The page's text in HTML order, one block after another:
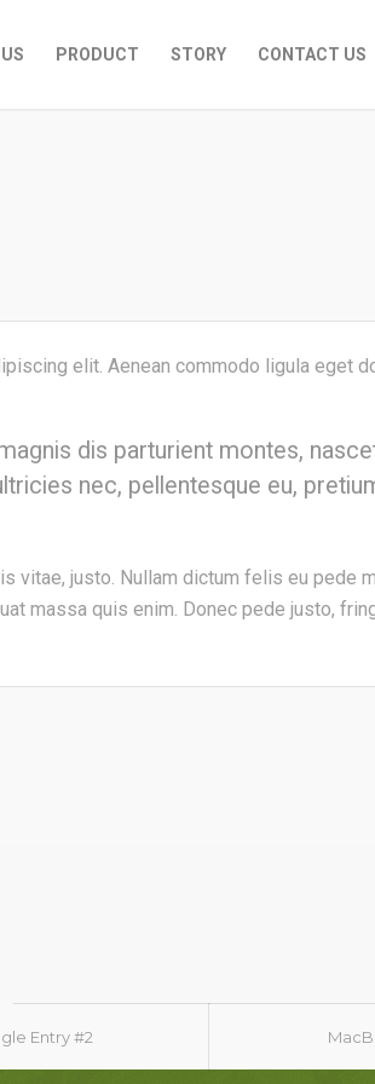
PRODUCT STORY CONTACT US
elit. Aenean commodo ligula eget
dis parturient montes,
nec, pellentesque eu,
vitae, justo. Nullam dictum felis eu pede
massa quis enim. Donec pede justo,
Entry #2